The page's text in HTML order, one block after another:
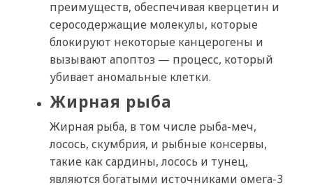
преимуществ, обеспечивая кверцетин и
серосодержащие молекулы, которые
блокируют некоторые канцерогены и
вызывают апоптоз — процесс, который
убивает аномальные клетки.
Жирная рыба
Жирная рыба, в том числе рыба-меч,
лосось, скумбрия, и рыбные консервы,
такие как сардины, лосось и тунец,
являются богатыми источниками омега-3